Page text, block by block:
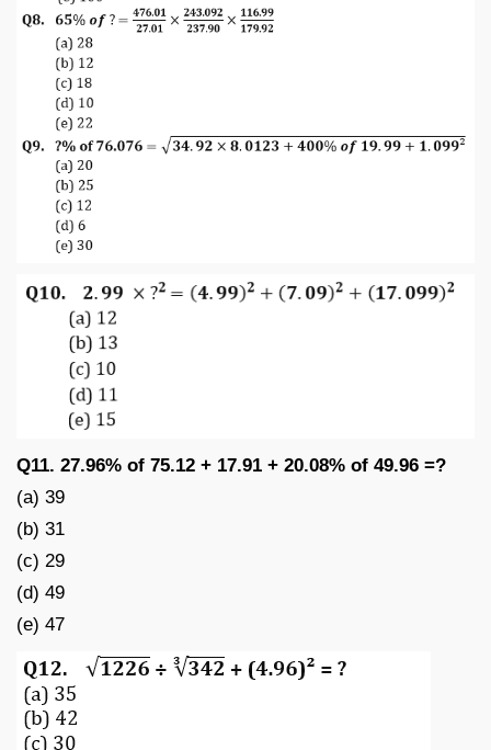
Q11. 27.96% of 75.12 + 17.91 + 20.08% of 49.96 =?
(a) 39
(b) 31
(c) 29
(d) 49
(e) 47